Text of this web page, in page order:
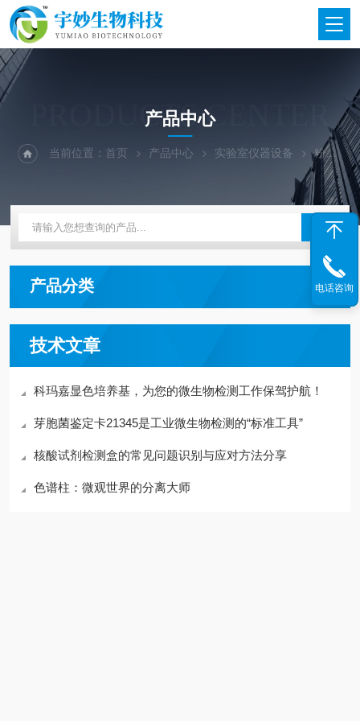
PRODUCTS CENTER
产品中心
当前位置：首页 产品中心 实验室仪器设备 粉尘/水质/环境监测设备
产品分类
技术文章
科玛嘉显色培养基，为您的微生物检测工作保驾护航！
芽胞菌鉴定卡21345是工业微生物检测的“标准工具”
核酸试剂检测盒的常见问题识别与应对方法分享
色谱柱：微观世界的分离大师
电话咨询